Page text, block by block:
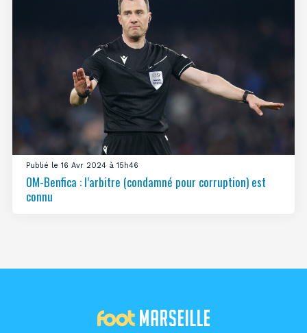
Publié le 16 Avr 2024 à 15h46
OM-Benfica : l’arbitre (condamné pour corruption) est
connu